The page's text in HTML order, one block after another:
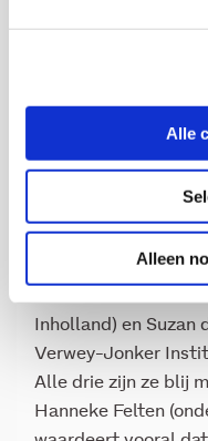
Alle
Alleen
werkzaam voor
Samenleven (KIS)),
Inholland) en
Verwey-Jonker
Alle drie zijn ze blij
Hanneke Felten